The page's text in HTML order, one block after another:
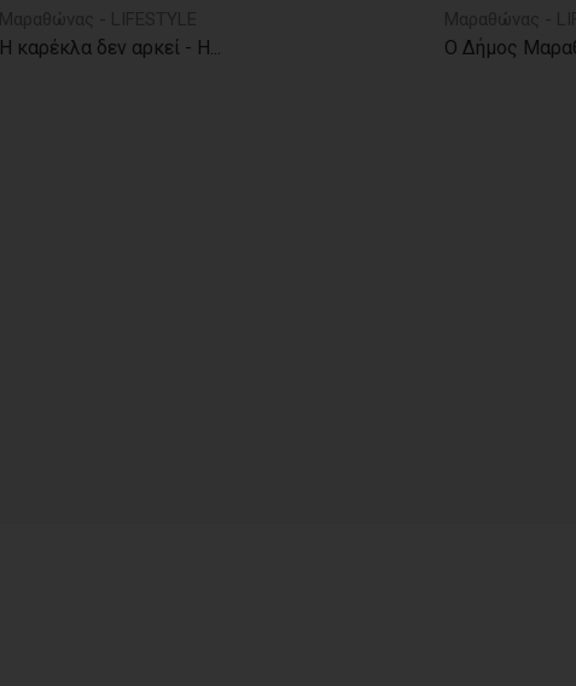
Η καρέκλα δεν αρκεί - Η... Ο Δήμος